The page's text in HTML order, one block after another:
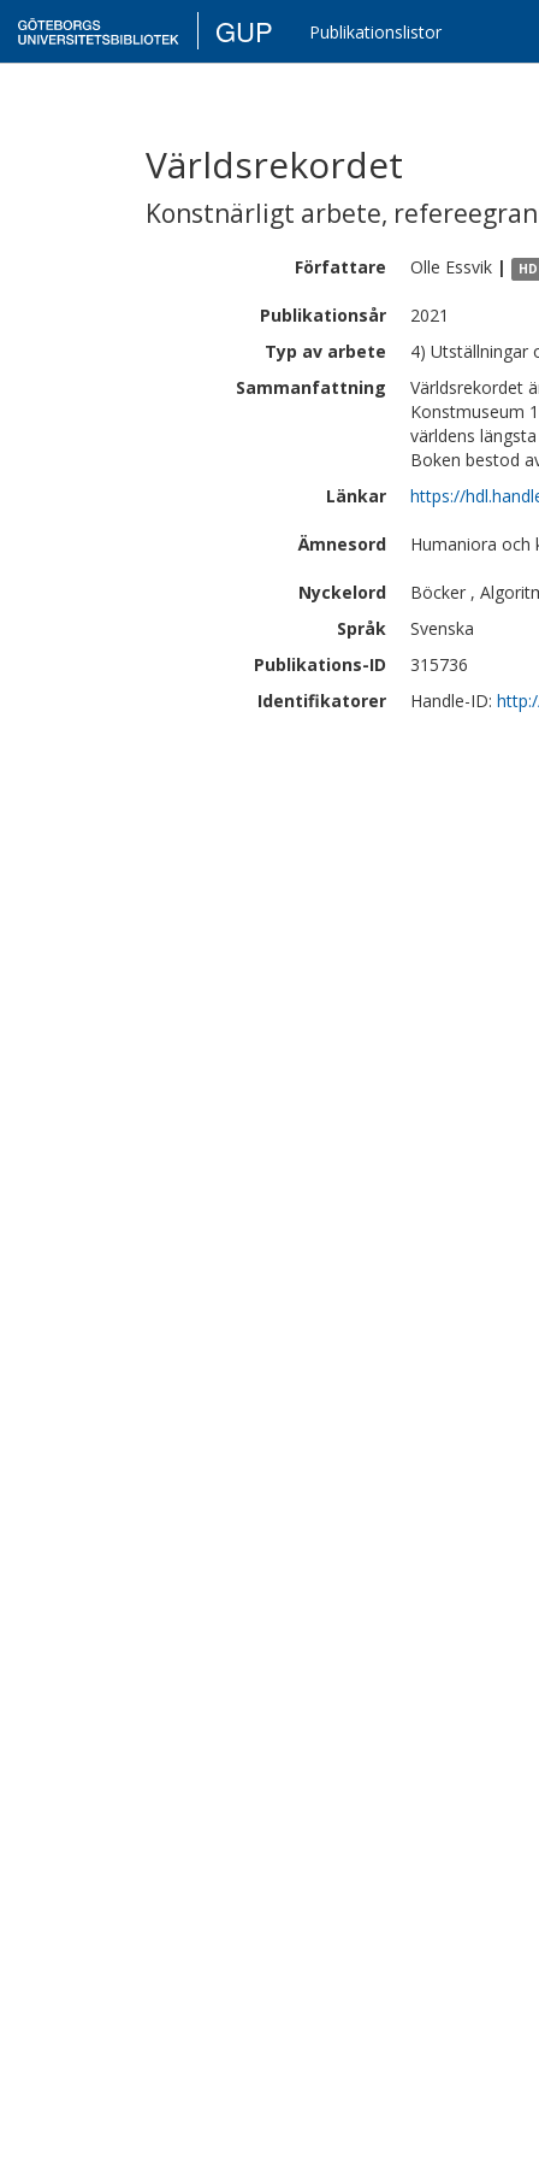
GUP Publikationslistor
Världsrekordet
Konstnärligt arbete,
Författare Olle Essvik |
Publikationsår
2021
Typ av arbete
4) Utställningar
Sammanfattning
Världsrekordet
Konstmuseum
världens
Boken bestod
Länkar
https://
Ämnesord Humaniora
Nyckelord
Böcker ,
Språk
Svenska
Publikations-ID
315736
Identifikatorer
Handle-ID: